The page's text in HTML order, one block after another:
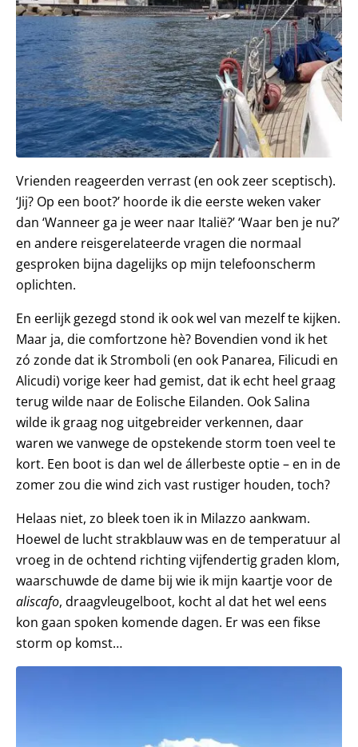
Vrienden reageerden verrast (en ook zeer sceptisch).
‘Jij? Op een boot?’ hoorde ik die eerste weken vaker
dan ‘Wanneer ga je weer naar Italië?’ ‘Waar ben je nu?’
en andere reisgerelateerde vragen die normaal
gesproken bijna dagelijks op mijn telefoonscherm
oplichten.
En eerlijk gezegd stond ik ook wel van mezelf te kijken.
Maar ja, die comfortzone hè? Bovendien vond ik het
zó zonde dat ik Stromboli (en ook Panarea, Filicudi en
Alicudi) vorige keer had gemist, dat ik echt heel graag
terug wilde naar de Eolische Eilanden. Ook Salina
wilde ik graag nog uitgebreider verkennen, daar
waren we vanwege de opstekende storm toen veel te
kort. Een boot is dan wel de állerbeste optie – en in de
zomer zou die wind zich vast rustiger houden, toch?
Helaas niet, zo bleek toen ik in Milazzo aankwam.
Hoewel de lucht strakblauw was en de temperatuur al
vroeg in de ochtend richting vijfendertig graden klom,
waarschuwde de dame bij wie ik mijn kaartje voor de
aliscafo, draagvleugelboot, kocht al dat het wel eens
kon gaan spoken komende dagen. Er was een fikse
storm op komst…